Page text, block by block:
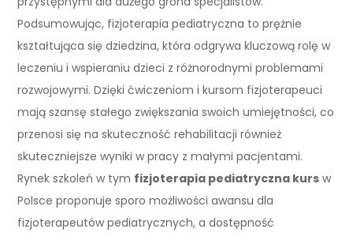
Podsumowując, fizjoterapia pediatryczna to prężnie
kształtująca się dziedzina, która odgrywa kluczową rolę w
leczeniu i wspieraniu dzieci z różnorodnymi problemami
rozwojowymi. Dzięki ćwiczeniom i kursom fizjoterapeuci
mają szansę stałego zwiększania swoich umiejętności, co
przenosi się na skuteczność rehabilitacji również
skuteczniejsze wyniki w pracy z małymi pacjentami.
Rynek szkoleń w tym fizjoterapia pediatryczna kurs w
Polsce proponuje sporo możliwości awansu dla
fizjoterapeutów pediatrycznych, a dostępność